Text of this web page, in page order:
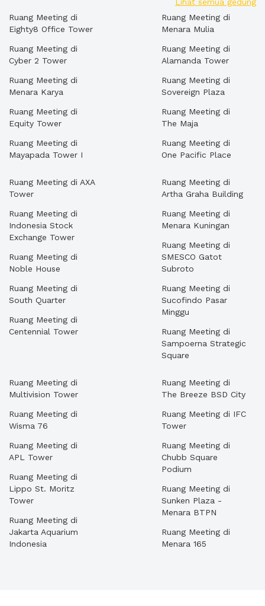
Ruang Meeting di
Eighty8 Office Tower
Ruang Meeting di
Cyber 2 Tower
Ruang Meeting di
Menara Karya
Ruang Meeting di
Equity Tower
Ruang Meeting di
Mayapada Tower I
Ruang Meeting di
Menara Mulia
Ruang Meeting di
Alamanda Tower
Ruang Meeting di
Sovereign Plaza
Ruang Meeting di
The Maja
Ruang Meeting di
One Pacific Place
Ruang Meeting di AXA
Tower
Ruang Meeting di
Indonesia Stock
Exchange Tower
Ruang Meeting di
Noble House
Ruang Meeting di
South Quarter
Ruang Meeting di
Centennial Tower
Ruang Meeting di
Artha Graha Building
Ruang Meeting di
Menara Kuningan
Ruang Meeting di
SMESCO Gatot
Subroto
Ruang Meeting di
Sucofindo Pasar
Minggu
Ruang Meeting di
Sampoerna Strategic
Square
Ruang Meeting di
Multivision Tower
Ruang Meeting di
Wisma 76
Ruang Meeting di
APL Tower
Ruang Meeting di
Lippo St. Moritz
Tower
Ruang Meeting di
Jakarta Aquarium
Indonesia
Ruang Meeting di
The Breeze BSD City
Ruang Meeting di IFC
Tower
Ruang Meeting di
Chubb Square
Podium
Ruang Meeting di
Sunken Plaza -
Menara BTPN
Ruang Meeting di
Menara 165